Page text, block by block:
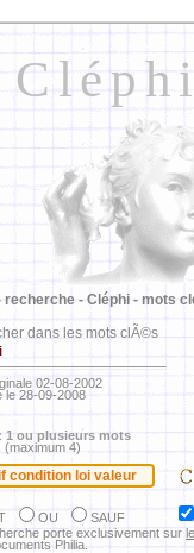
recherche - Cléphi - mots
dans les mots clÃ©s
02-08-2002
le 28-09-2008
1 ou plusieurs mots
(maximum 4)
OU
SAUF
porte exclusivement sur
Philia.